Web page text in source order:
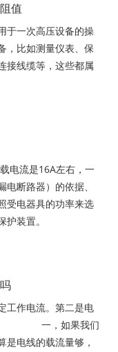
值
一次高压设备的操
，比如测量仪表、保
接线缆等，这些都属
电流是16A左右，一
断路器）的依据、
受电器具的功率来选
护装置。
作电流。第二是电
可。 一，如果我们
是电线的载流量够，